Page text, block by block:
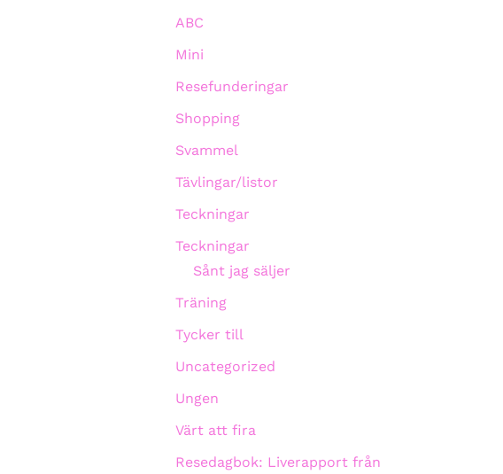
ABC
Mini
Resefunderingar
Shopping
Svammel
Tävlingar/listor
Teckningar
Teckningar
Sånt jag säljer
Träning
Tycker till
Uncategorized
Ungen
Värt att fira
Resedagbok: Liverapport från